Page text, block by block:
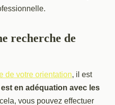
recherche de
de votre orientation, il est
en adéquation avec les
vous pouvez effectuer